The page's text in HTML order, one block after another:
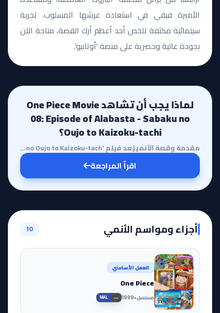
الأميرة فيفي في استعادة عرشها المسلوب. تجربة
سينمائية مكثفة تلخص أحد أعظم أرك القصة، متاحة الآن
بجودة عالية وحصرية على منصة 'أوتانيو'.
لماذا يجب أن تشاهد One Piece Movie
08: Episode of Alabasta - Sabaku no
Oujo to Kaizoku-tachi؟
مقدمة وقصة الأنمييُعد فيلم 'One Piece Movie 08: Episode of Alabasta - Sabaku no Oujo to Kaizoku-tach...
اقرأ المراجعة
أجزاء ومواسم الأنمي 10
العمل الأساسي
One Piece
مسلسل•
1999
MAL —